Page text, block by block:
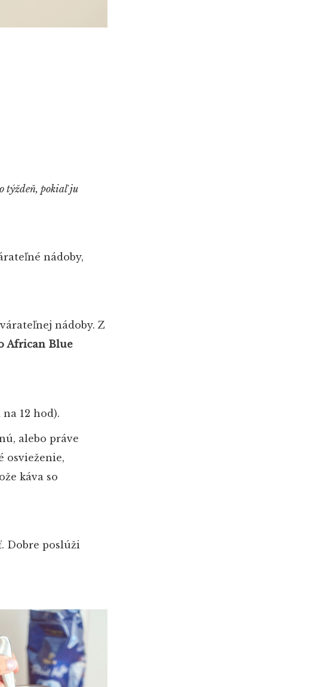
týždeň, pokiaľ ju
nádoby,
nádoby. Z
African Blue
na 12 hod).
alebo práve
osvieženie,
káva so
Dobre poslúži